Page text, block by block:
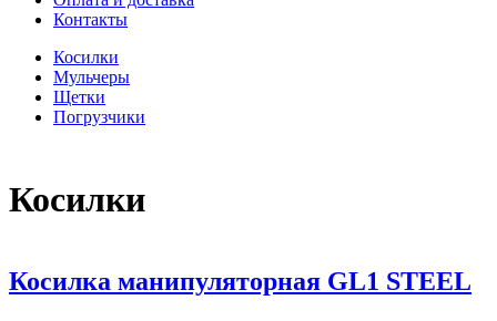
Контакты
Косилки
Мульчеры
Щетки
Погрузчики
Косилки
Косилка манипуляторная GL1 STEEL